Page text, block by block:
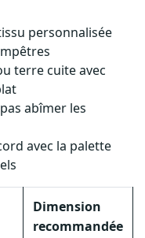
personnalisée
terre cuite avec
abîmer les
avec la palette
Dimension
recommandée